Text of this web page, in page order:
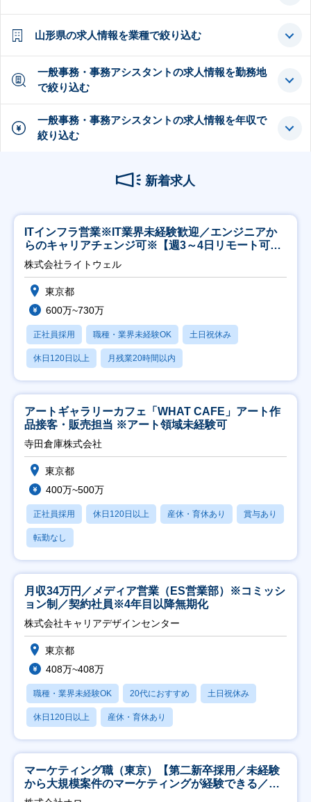
山形県の求人情報を業種で絞り込む
一般事務・事務アシスタントの求人情報を勤務地
で絞り込む
一般事務・事務アシスタントの求人情報を年収で
絞り込む
新着求人
ITインフラ営業※IT業界未経験歓迎／エンジニアか
らのキャリアチェンジ可※【週3～4日リモート可
能】
株式会社ライトウェル
東京都
600万~730万
正社員採用 職種・業界未経験OK 土日祝休み
休日120日以上 月残業20時間以内
アートギャラリーカフェ「WHAT CAFE」アート作
品接客・販売担当 ※アート領域未経験可
寺田倉庫株式会社
東京都
400万~500万
正社員採用 休日120日以上 産休・育休あり 賞与あり
転勤なし
月収34万円／メディア営業（ES営業部）※コミッシ
ョン制／契約社員※4年目以降無期化
株式会社キャリアデザインセンター
東京都
408万~408万
職種・業界未経験OK 20代におすすめ 土日祝休み
休日120日以上 産休・育休あり
マーケティング職（東京）【第二新卒採用／未経験
から大規模案件のマーケティングが経験できる／研
修充実】